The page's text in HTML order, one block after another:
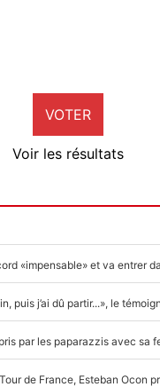
VOTER
Voir les résultats